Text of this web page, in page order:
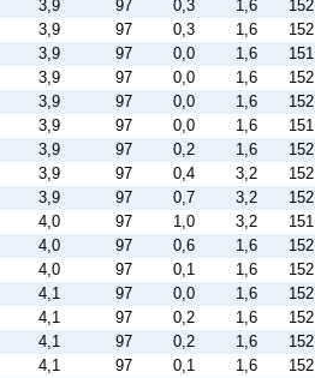
3,9 97 0,3 1,6
152
3,9 97 0,3 1,6
152
3,9 97 0,0 1,6
151
3,9 97 0,0 1,6
152
3,9 97 0,0 1,6
152
3,9 97 0,0 1,6
151
3,9 97 0,2 1,6
152
3,9 97 0,4 3,2
152
3,9 97 0,7 3,2
152
4,0 97 1,0 3,2
151
4,0 97 0,6 1,6
152
4,0 97 0,1 1,6
152
4,1 97 0,0 1,6
152
4,1 97 0,2 1,6
152
4,1 97 0,2 1,6
152
4,1 97 0,1 1,6
152